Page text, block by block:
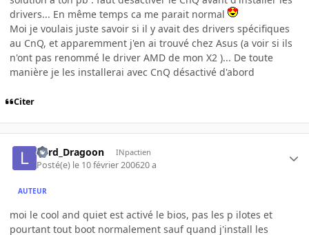
drivers... En même temps ca me parait normal
Moi je voulais juste savoir si il y avait des drivers spécifiques
au CnQ, et apparemment j'en ai trouvé chez Asus (a voir si ils
n'ont pas renommé le driver AMD de mon X2 )... De toute
manière je les installerai avec CnQ désactivé d'abord
Citer
Lord_Dragoon INpactien
Posté(e) le 10 février 200620 a
AUTEUR
moi le cool and quiet est activé le bios, pas les p ilotes et
pourtant tout boot normalement sauf quand j'install les